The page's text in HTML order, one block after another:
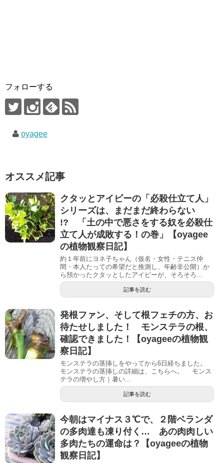
フォローする
oyagee
オススメ記事
クタッとアイビーの「必殺仕立て人」
シリーズは、まだまだ終わらない
!? 「土の中で悪さをする奴を必殺仕
立て人が成敗する！の巻」【oyagee
の植物観察日記】
約１年前にヨネ子ちゃん（仮名・女性・テニス仲
間・本人たっての希望だと推測し、年齢非公開）か
ら預かったクタッとしたアイビーが、そろそろ...
記事を読む
発根ファン、そして根フェチの方、お
待たせしました！ モンステラの根、
確認できました！【oyageeの植物観
察日記】
モンステラの茎挿しをやってから6日経ちました。
モンステラの茎挿しの詳細は、こちらへ。 モンス
テラの増やし方｜暑い...
記事を読む
今朝はマイナス３℃で、２階ベランダ
の多肉達も凍り付く… あの肉肉しい
多肉たちの運命は？【oyageeの植物
観察日記】